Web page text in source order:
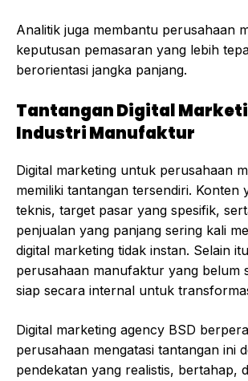
Analitik juga membantu perusahaan
keputusan pemasaran yang lebih
berorientasi jangka panjang.
Tantangan Digital
Industri Manufaktur
Digital marketing untuk perusahaan
memiliki tantangan tersendiri. Konten
teknis, target pasar yang spesifik,
penjualan yang panjang sering kali
digital marketing tidak instan. Selain
perusahaan manufaktur yang belum
siap secara internal untuk
Digital marketing agency BSD
perusahaan mengatasi tantangan ini
pendekatan yang realistis, bertahap,